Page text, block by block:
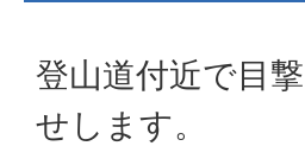
登山道付近で目
せします。